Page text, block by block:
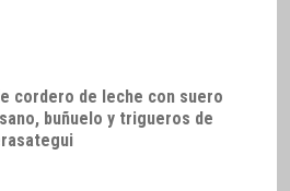
cordero de leche con suero
buñuelo y trigueros de